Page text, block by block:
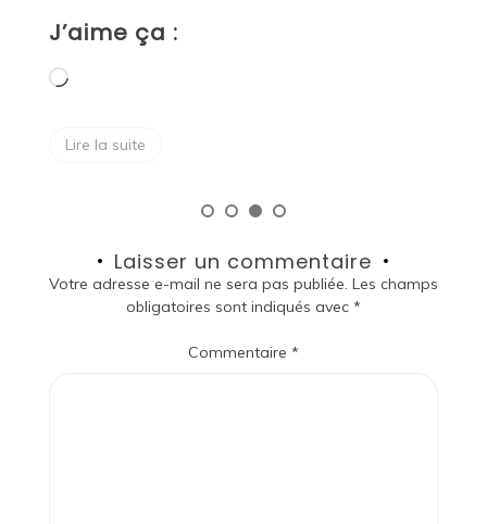
J’aime ça :
Chargement…
Lire la suite
Laisser un commentaire
Votre adresse e-mail ne sera pas publiée. Les champs
obligatoires sont indiqués avec *
Commentaire *